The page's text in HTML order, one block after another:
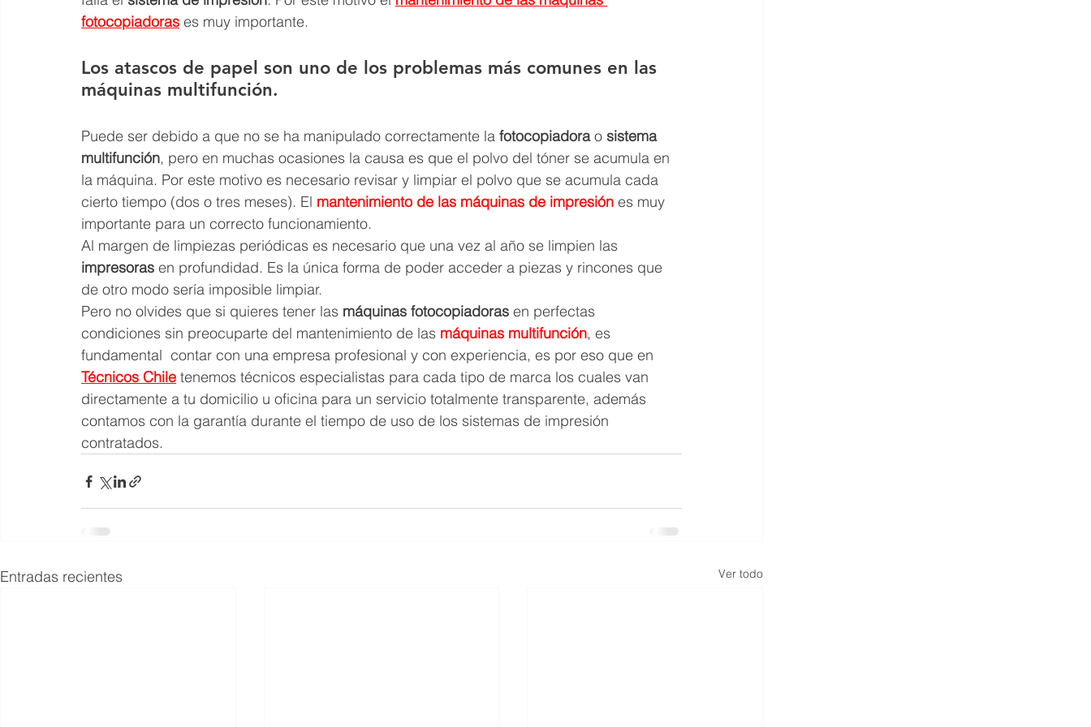
fotocopiadoras es muy importante.
Los atascos de papel son uno de los problemas más comunes en las
máquinas multifunción.
Puede ser debido a que no se ha manipulado correctamente la fotocopiadora o sistema
multifunción, pero en muchas ocasiones la causa es que el polvo del tóner se acumula en
la máquina. Por este motivo es necesario revisar y limpiar el polvo que se acumula cada
cierto tiempo (dos o tres meses). El mantenimiento de las máquinas de impresión es muy
importante para un correcto funcionamiento.
Al margen de limpiezas periódicas es necesario que una vez al año se limpien las
impresoras en profundidad. Es la única forma de poder acceder a piezas y rincones que
de otro modo sería imposible limpiar.
Pero no olvides que si quieres tener las máquinas fotocopiadoras en perfectas
condiciones sin preocuparte del mantenimiento de las máquinas multifunción, es
fundamental  contar con una empresa profesional y con experiencia, es por eso que en
Técnicos Chile tenemos técnicos especialistas para cada tipo de marca los cuales van
directamente a tu domicilio u oficina para un servicio totalmente transparente, además
contamos con la garantía durante el tiempo de uso de los sistemas de impresión
contratados.
Entradas recientes Ver todo